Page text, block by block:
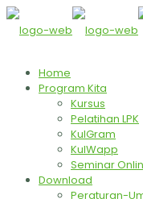
Home
Program Kita
Kursus
Pelatihan LPK
KulGram
KulWapp
Seminar
Download
Peraturan-